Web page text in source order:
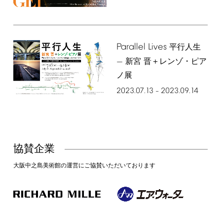
Parallel Lives平行人生
— 新宮 晋＋レンゾ・ピア
ノ展
2023.07.13 – 2023.09.14
協賛企業
大阪中之島美術館の運営にご協賛いただいております